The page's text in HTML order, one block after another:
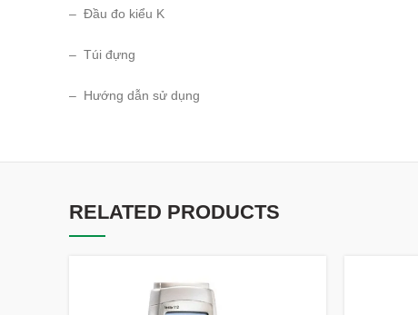
– Đầu đo kiểu K
– Túi đựng
– Hướng dẫn sử dụng
RELATED PRODUCTS